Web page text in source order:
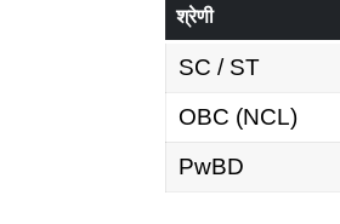
श्रेणी
SC / ST
OBC (NCL)
PwBD